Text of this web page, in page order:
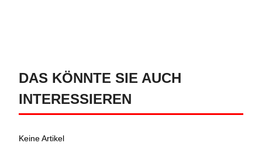
DAS KÖNNTE SIE AUCH
INTERESSIEREN
Keine Artikel